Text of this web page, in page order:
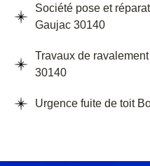
Société pose et
Gaujac 30140
Travaux de
30140
Urgence fuite de toit